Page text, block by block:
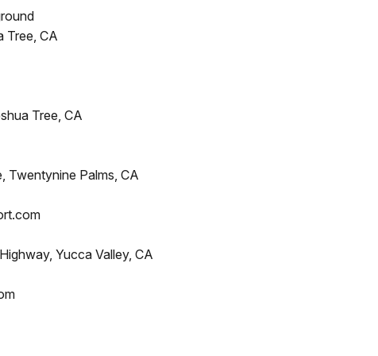
Tree, CA
Tree, CA
Twentynine Palms, CA
Yucca Valley, CA